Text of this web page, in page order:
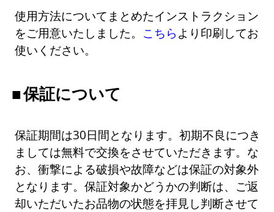
使用方法についてまとめたインストラクション
をご用意いたしました。 こちら より印刷してお
使いください。
保証について
保証期間は30日間となります。初期不良につき
ましては無料で交換をさせていただきます。な
お、衝撃による破損や故障などは保証の対象外
となります。保証対象かどうかの判断は、ご返
却いただいたお品物の状態を拝見し判断させて